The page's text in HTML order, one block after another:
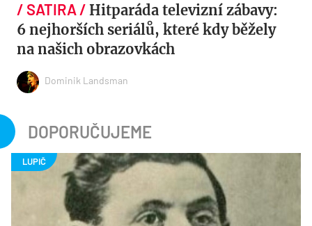
Hitparáda televizní zábavy:
6 nejhorších seriálů, které kdy běžely
na našich obrazovkách
Dominik Landsman
DOPORUČUJEME